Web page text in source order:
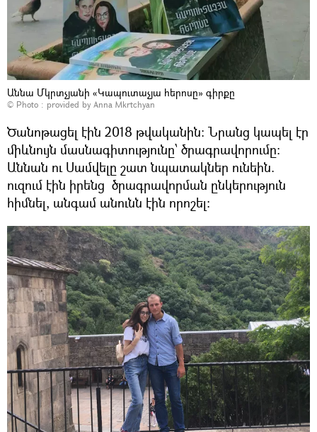
Աննա Մկրտչյանի «Կապուտաչյա հերոսը» գիրքը
© Photo : provided by Anna Mkrtchyan
Ծանոթացել էին 2018 թվականին։ Նրանց կապել էր
միևնույն մասնագիտությունը՝ ծրագրավորումը։
Աննան ու Սամվելը շատ նպատակներ ունեին.
ուզում էին իրենց ծրագրավորման ընկերություն
հիմնել, անգամ անունն էին որոշել։